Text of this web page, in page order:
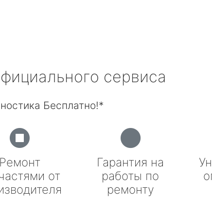
сервиса
Бесплатно!*
Ремонт
от
Гарантия на
работы по
ремонту